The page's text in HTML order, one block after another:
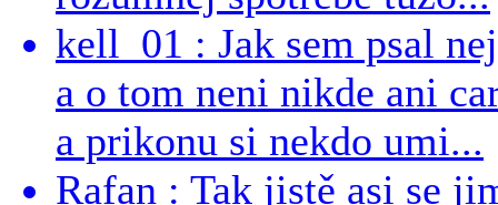
kell_01 : Jak sem psal
a o tom neni nikde ani
a prikonu si nekdo umi...
Rafan : Tak jistě asi se